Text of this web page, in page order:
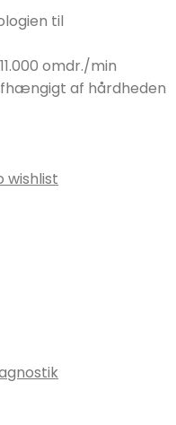
til
omdr./min
af hårdheden
wishlist